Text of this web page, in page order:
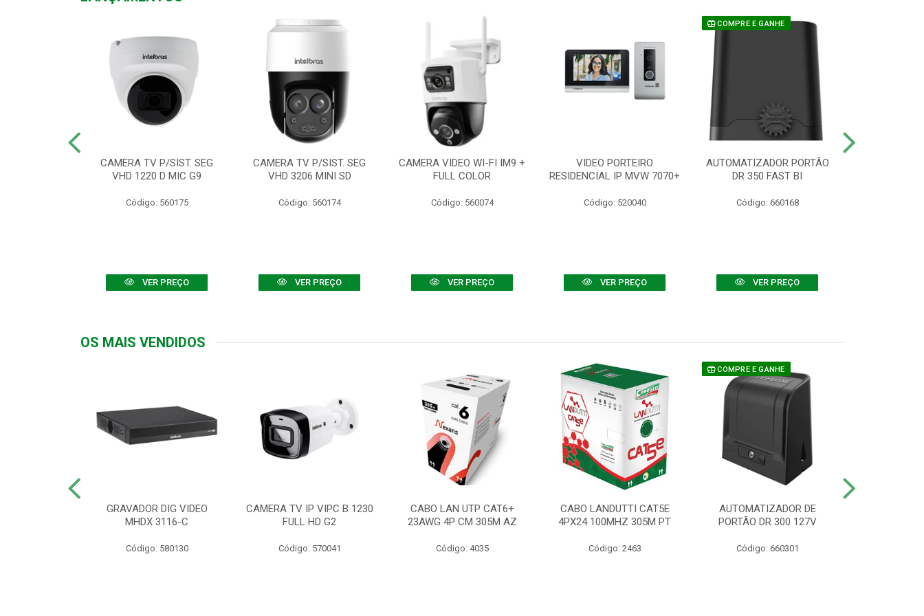
CAMERA TV P/SIST. SEG
VHD 1220 D MIC G9
Código: 560175
VER PREÇO
CAMERA TV P/SIST. SEG
VHD 3206 MINI SD
Código: 560174
VER PREÇO
CAMERA VIDEO WI-FI IM9 +
FULL COLOR
Código: 560074
VER PREÇO
VIDEO PORTEIRO
RESIDENCIAL IP MVW 7070+
Código: 520040
VER PREÇO
COMPRE E GANHE
AUTOMATIZADOR PORTÃO
DR 350 FAST BI
Código: 660168
VER PREÇO
OS MAIS VENDIDOS
GRAVADOR DIG VIDEO
MHDX 3116-C
Código: 580130
CAMERA TV IP VIPC B 1230
FULL HD G2
Código: 570041
CABO LAN UTP CAT6+
23AWG 4P CM 305M AZ
Código: 4035
CABO LANDUTTI CAT5E
4PX24 100MHZ 305M PT
Código: 2463
COMPRE E GANHE
AUTOMATIZADOR DE
PORTÃO DR 300 127V
Código: 660301